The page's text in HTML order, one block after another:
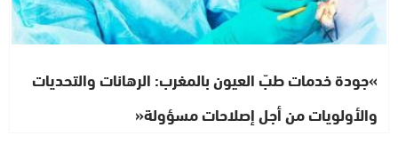
»جودة خدمات طبّ العيون بالمغرب: الرهانات والتحديات
والأولويات من أجل إصلاحات مسؤولة«